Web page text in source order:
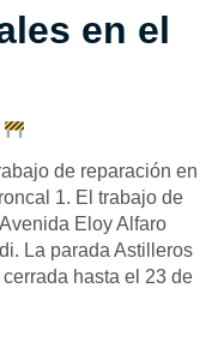
en el
de reparación en
1. El trabajo de
Eloy Alfaro
La parada Astilleros
hasta el 23 de